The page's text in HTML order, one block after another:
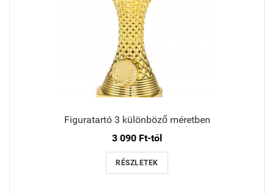
Figuratartó 3 különböző méretben
3 090 Ft-tól
RÉSZLETEK